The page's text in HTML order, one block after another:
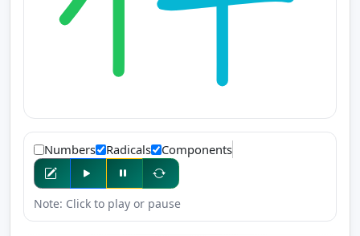
Numbers Radicals Components
Note: Click to play or pause